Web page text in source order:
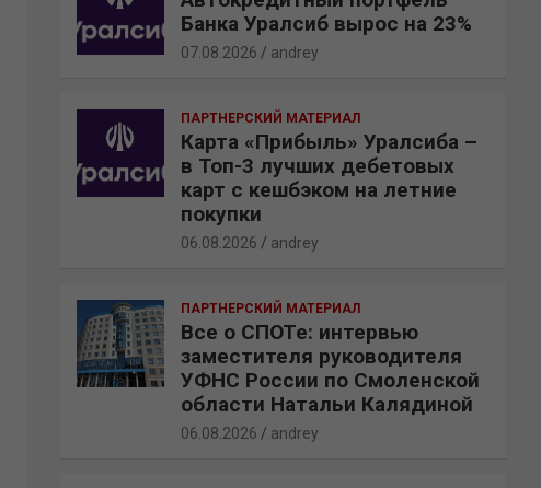
Банка Уралсиб вырос на 23%
07.08.2026 andrey
ПАРТНЕРСКИЙ МАТЕРИАЛ
Карта «Прибыль» Уралсиба –
в Топ-3 лучших дебетовых
карт с кешбэком на летние
покупки
06.08.2026 andrey
ПАРТНЕРСКИЙ МАТЕРИАЛ
Все о СПОТе: интервью
заместителя руководителя
УФНС России по Смоленской
области Натальи Калядиной
06.08.2026 andrey